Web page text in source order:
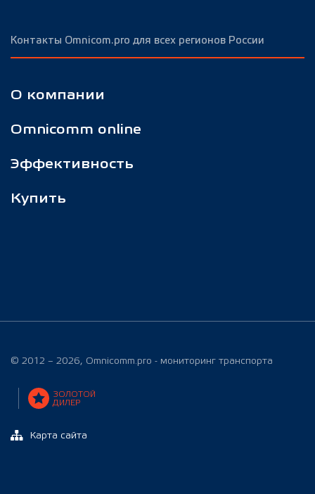
Контакты Omnicom.pro для всех регионов России
О компании
Omnicomm online
Эффективность
Купить
© 2012 – 2026, Omnicomm.pro - мониторинг транспорта
ЗОЛОТОЙ
ДИЛЕР
Карта сайта